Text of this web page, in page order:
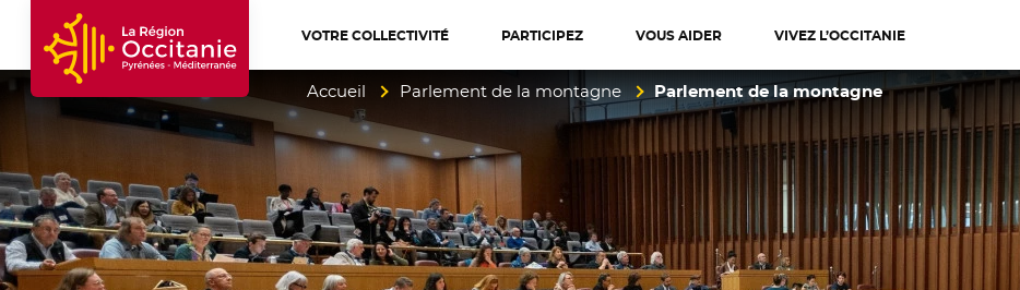
Accueil Région Occitanie / Pyrénées-Méditerranée
VOTRE COLLECTIVITÉ PARTICIPEZ VOUS AIDER VIVEZ L’OCCITANIE
Accueil Parlement de la montagne Parlement de la montagne